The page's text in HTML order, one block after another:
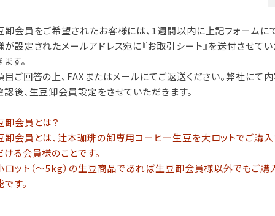
卸会員をご希望されたお客様には、1週間以内に上記フォームに
が設定されたメールアドレス宛に『お取引シート』を送付させてい
す。
目ご回答の上、FAXまたはメールにてご返送ください。弊社にて
認後、生豆卸会員設定をさせていただきます。
卸会員とは？
卸会員とは、辻本珈琲の卸専用コーヒー生豆を大ロットでご購
ける会員様のことです。
ット（～5kg）の生豆商品であれば生豆卸会員様以外でもご購
です。